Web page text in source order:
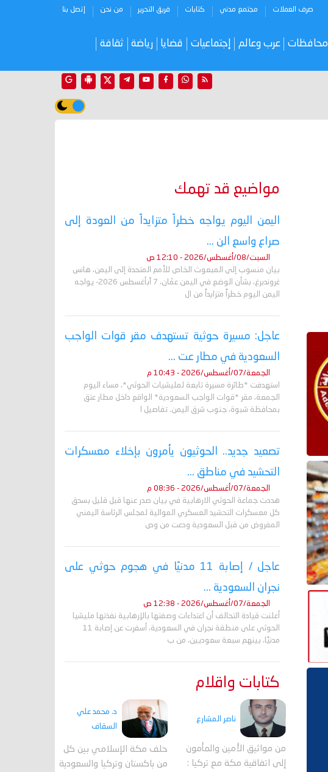
صرف العملات مجتمع مدني كتابات فريق التحرير من نحن إتصل بنا
محافظات عرب وعالم إجتماعيات قضايا رياضة ثقافة
مواضيع قد تهمك
اليمن اليوم يواجه خطراً متزايداً من العودة إلى
صراع واسع الن ...
السبت/08/أغسطس/2026 - 12:10 ص
بيان منسوب إلى المبعوث الخاص للأمم المتحدة إلى اليمن، هانس
غروندبرغ، بشأن الوضع في اليمن عمّان، 7 آبأغسطس 2026- يواجه
اليمن اليوم خطراً متزايداً من ال
عاجل: مسيرة حوثية تستهدف مقر قوات الواجب
السعودية في مطار عت ...
الجمعة/07/أغسطس/2026 - 10:43 م
استهدفت *طائرة مسيرة تابعة لمليشيات الحوثي*، مساء اليوم
الجمعة، مقر *قوات الواجب السعودية* الواقع داخل مطار عتق
بمحافظة شبوة، جنوب شرق اليمن. تفاصيل ا
تصعيد جديد.. الحوثيون يأمرون بإخلاء معسكرات
التحشيد في مناطق ...
الجمعة/07/أغسطس/2026 - 08:36 م
هددت جماعة الحوثي الارهابية في بيان صدر عنها قبل قليل بسحق
كل معسكرات التحشيد العسكري الموالية لمجلس الرئاسة اليمني
المفروض من قبل السعودية ودعت من وص
عاجل / إصابة 11 مدنيًا في هجوم حوثي على
نجران السعودية ...
الجمعة/07/أغسطس/2026 - 12:38 ص
أعلنت قيادة التحالف أن اعتداءات وصفتها بالإرهابية نفذتها مليشيا
الحوثي على منطقة نجران في السعودية، أسفرت عن إصابة 11
مدنيًا، بينهم سبعة سعوديين، من ب
كتابات واقلام
ناصر المشارع
من مواثيق الأمين والمأمون
إلى اتفاقية مكة مع تركيا :
د. محمد علي
السقاف
حلف مكة الإسلامي بين كل
من باكستان وتركيا والسعودية